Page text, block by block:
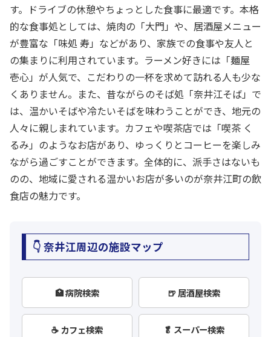
す。ドライブの休憩やちょっとした食事に最適です。本格
的な食事処としては、焼肉の「大門」や、居酒屋メニュー
が豊富な「味処 寿」などがあり、家族での食事や友人と
の集まりに利用されています。ラーメン好きには「麺屋
壱心」が人気で、こだわりの一杯を求めて訪れる人も少な
くありません。また、昔ながらのそば処「奈井江そば」で
は、温かいそばや冷たいそばを味わうことができ、地元の
人々に親しまれています。カフェや喫茶店では「喫茶 く
るみ」のようなお店があり、ゆっくりとコーヒーを楽しみ
ながら過ごすことができます。全体的に、派手さはないも
のの、地域に愛される温かいお店が多いのが奈井江町の飲
食店の魅力です。
👇 奈井江周辺の施設マップ
🏥 病院検索 🍺 居酒屋検索
☕ カフェ検索 🥬 スーパー検索